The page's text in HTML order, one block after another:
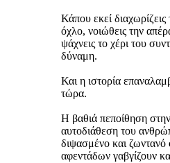
Κάπου εκεί
όχλο, νοιώθεις την
ψάχνεις το χέρι του
δύναμη.
Και η ιστορία
τώρα.
Η βαθιά πεποίθηση
αυτοδιάθεση του
διψασμένο και ζωντανό
αφεντάδων γαβγίζουν